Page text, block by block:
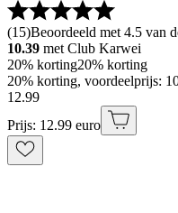
(15)Beoordeeld met 4.5 van
10.39 met Club Karwei
20% korting20% korting
20% korting, voordeelprijs:
12.99
Prijs: 12.99 euro